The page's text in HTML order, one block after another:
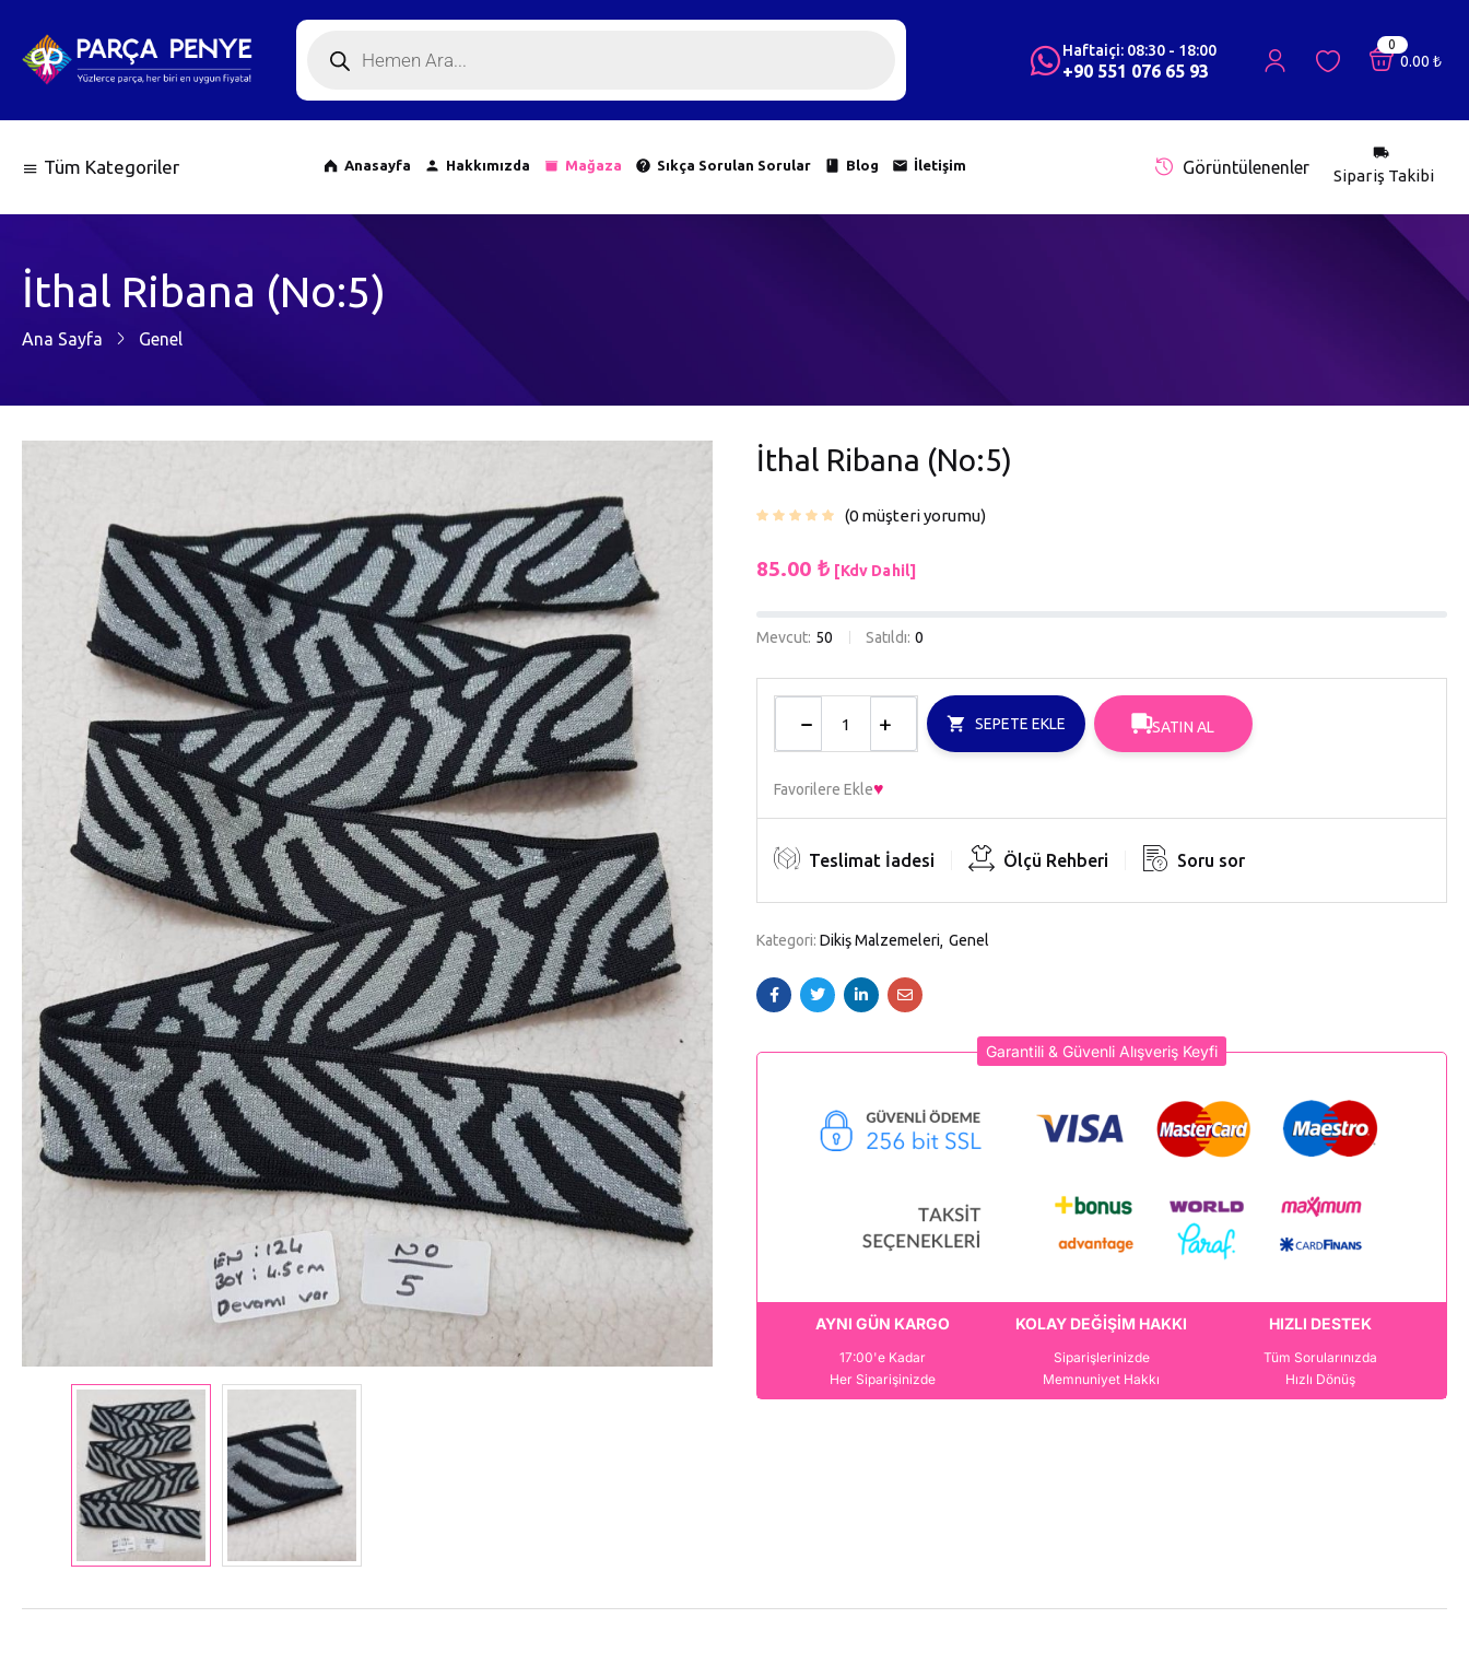
Haftaiçi: 08:30 - 18:00
+90 551 076 65 93
0
0.00₺
Tüm Kategoriler Anasayfa Hakkımızda Mağaza Sıkça Sorulan Sorular Blog İletişim Görüntülenenler Sipariş Takibi
İthal Ribana (No:5)
Ana Sayfa Genel
İthal Ribana (No:5)
0 müşteri yorumu
85.00 ₺ [Kdv Dahil]
Mevcut: 50 Satıldı: 0
SEPETE EKLE SATIN AL
Favorilere Ekle
Teslimat İadesi Ölçü Rehberi Soru sor
Kategori: Dikiş Malzemeleri Genel
Garantili & Güvenli Alışveriş Keyfi
AYNI GÜN KARGO
17:00'e Kadar
Her Siparişinizde
KOLAY DEĞİŞİM HAKKI
Siparişlerinizde
Memnuniyet Hakkı
HIZLI DESTEK
Tüm Sorularınızda
Hızlı Dönüş